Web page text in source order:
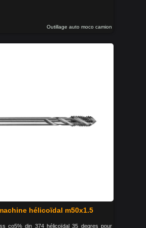
Outillage auto moco camion
hélicoïdal m50x1.5
co5% din 374 hélicoïdal 35 degres pour